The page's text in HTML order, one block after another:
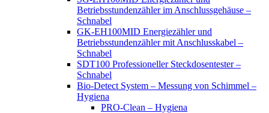
Betriebsstundenzähler im Anschlussgehäuse –
Schnabel
GK-EH100MID Energiezähler und
Betriebsstundenzähler mit Anschlusskabel –
Schnabel
SDT100 Professioneller Steckdosentester –
Schnabel
Bio-Detect System – Messung von Schimmel –
Hygiena
PRO-Clean – Hygiena